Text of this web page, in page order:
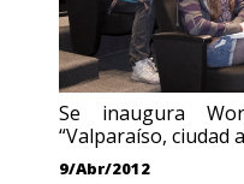
Se inaugura
“Valparaíso, ciudad
9/Abr/2012